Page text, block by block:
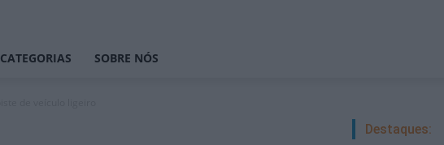
CATEGORIAS SOBRE NÓS
Destaques: